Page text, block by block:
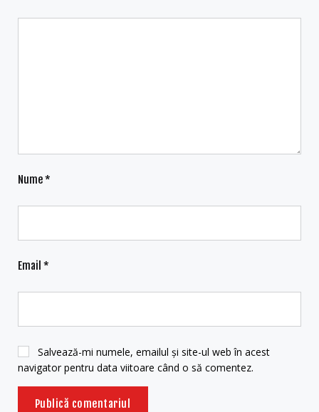
Nume*
Email *
Salvează-mi numele, emailul și site-ul web în acest
navigator pentru data viitoare când o să comentez.